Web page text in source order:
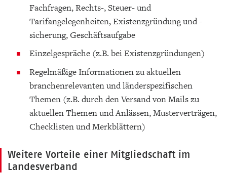
Fachfragen, Rechts-, Steuer- und
Tarifangelegenheiten, Existenzgründung und -
sicherung, Geschäftsaufgabe
Einzelgespräche (z.B. bei Existenzgründungen)
Regelmäßige Informationen zu aktuellen
branchenrelevanten und länderspezifischen
Themen (z.B. durch den Versand von Mails zu
aktuellen Themen und Anlässen, Musterverträgen,
Checklisten und Merkblättern)
Weitere Vorteile einer Mitgliedschaft im
Landesverband